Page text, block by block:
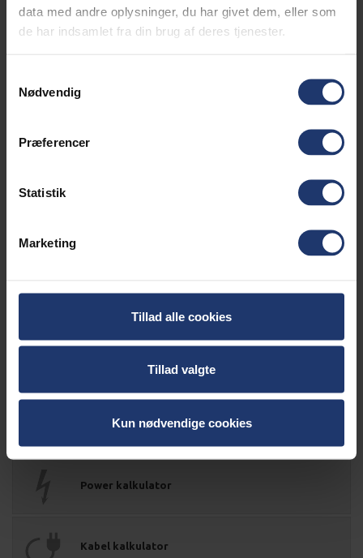
data med andre oplysninger, du har givet dem, eller som
de har indsamlet fra din brug af deres tjenester.
Nødvendig
Præferencer
Statistik
Marketing
Tillad alle cookies
Tillad valgte
Kun nødvendige cookies
Læs mere
Original komplet tændingslås 6.500/7.200 Watt PowerGenerator
Power kalkulator
Kabel kalkulator